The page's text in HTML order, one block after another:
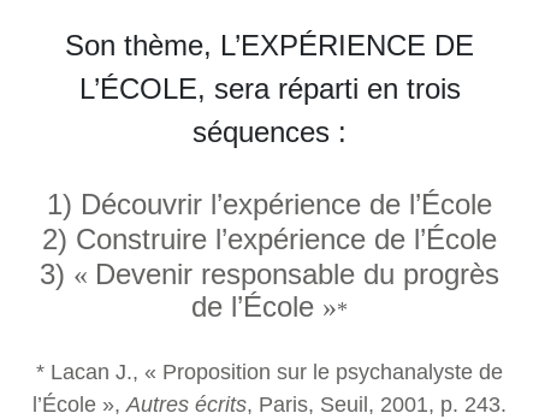
Son thème, L’EXPÉRIENCE DE
L’ÉCOLE, sera réparti en trois
séquences :
1) Découvrir l’expérience de l’École
2) Construire l’expérience de l’École
3) « Devenir responsable du progrès
de l’École »*
* Lacan J., « Proposition sur le psychanalyste de
l’École »,Autres écrits, Paris, Seuil, 2001, p. 243.